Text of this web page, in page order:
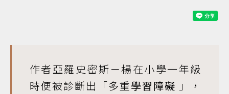
作者亞羅史密斯－楊在小學一年級
時便被診斷出「多重學習障礙 」，